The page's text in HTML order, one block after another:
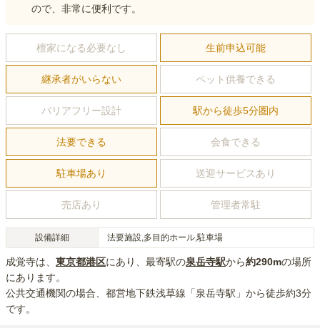
ので、非常に便利です。
檀家になる必要なし 生前申込可能
継承者がいらない ペット供養できる
バリアフリー設計 駅から徒歩5分圏内
法要できる 会食できる
駐車場あり 送迎サービスあり
売店あり 管理者常駐
設備詳細 法要施設,多目的ホール,駐車場
成覚寺は、 東京都港区にあり 、最寄駅の泉岳寺駅から約290mの場所
にあり ます。
公共交通機関の場合 、都営地下鉄浅草線「泉岳寺駅」から徒歩約3分
です。